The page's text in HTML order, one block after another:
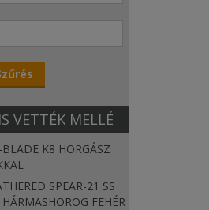
VETTÉK MELLÉ
K8 HORGÁSZ
SPEAR-21 SS
FEHÉR